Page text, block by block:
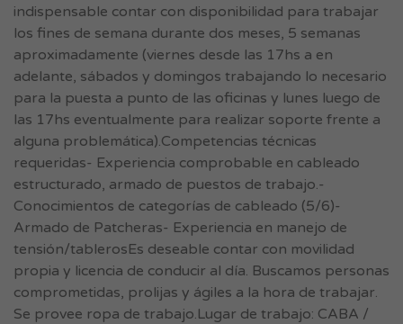
indispensable contar con disponibilidad para trabajar
los fines de semana durante dos meses, 5 semanas
aproximadamente (viernes desde las 17hs a en
adelante, sábados y domingos trabajando lo necesario
para la puesta a punto de las oficinas y lunes luego de
las 17hs eventualmente para realizar soporte frente a
alguna problemática).Competencias técnicas
requeridas- Experiencia comprobable en cableado
estructurado, armado de puestos de trabajo.-
Conocimientos de categorías de cableado (5/6)-
Armado de Patcheras- Experiencia en manejo de
tensión/tablerosEs deseable contar con movilidad
propia y licencia de conducir al día. Buscamos personas
comprometidas, prolijas y ágiles a la hora de trabajar.
Se provee ropa de trabajo.Lugar de trabajo: CABA /